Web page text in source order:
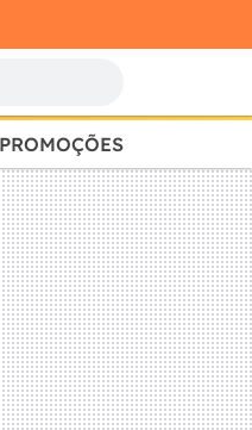
PROMOÇÕES